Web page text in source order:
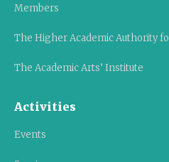
Members
The Higher Academic Authority
The Academic Arts’ Institute
Activities
Events